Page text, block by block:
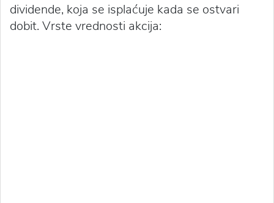
dividende, koja se isplaćuje kada se ostvari
dobit. Vrste vrednosti akcija: